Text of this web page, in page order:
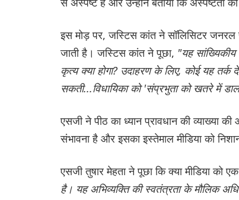
इस मोड़ पर, जस्टिस कांत ने सॉलिसिटर जनरल
जाती है। जस्टिस कांत ने पूछा, "यह
कृत्य क्या होगा? उदाहरण के लिए, कोई यह
सकती...विधायिका को 'संप्रभुता को खतरे में
एसजी ने पीठ का ध्यान प्रावधान की व्याख्या
संभावना है और इसका इस्तेमाल मीडिया को
एसजी तुषार मेहता ने पूछा कि क्या मीडिया को
है। यह अभिव्यक्ति की स्वतंत्रता के मौलिक